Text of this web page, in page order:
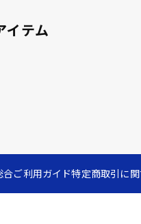
イテム
合ご利用ガイド特定商取引に